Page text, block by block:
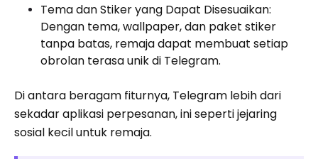
Tema dan Stiker yang Dapat Disesuaikan:
Dengan tema, wallpaper, dan paket stiker
tanpa batas, remaja dapat membuat setiap
obrolan terasa unik di Telegram.
Di antara beragam fiturnya, Telegram lebih dari
sekadar aplikasi perpesanan, ini seperti jejaring
sosial kecil untuk remaja.